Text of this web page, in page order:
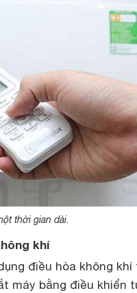
thời gian dài.
khí
điều hòa không khí
máy bằng điều khiển